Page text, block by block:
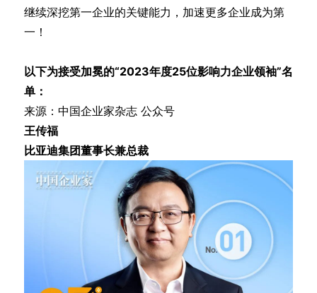
继续深挖第一企业的关键能力，加速更多企业成为第
一！
以下为接受加冕的“2023年度25位影响力企业领袖”名
单：
来源：中国企业家杂志 公众号
王传福
比亚迪集团董事长兼总裁